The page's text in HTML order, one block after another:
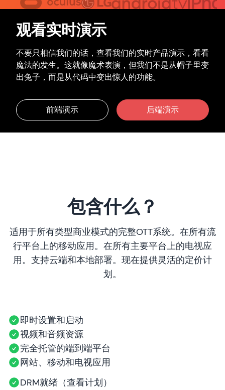
观看实时演示
不要只相信我们的话，查看我们的实时产品演示，看看
魔法的发生。这就像魔术表演，但我们不是从帽子里变
出兔子，而是从代码中变出惊人的功能。
前端演示 后端演示
包含什么？
适用于所有类型商业模式的完整OTT系统。在所有流
行平台上的移动应用。在所有主要平台上的电视应
用。支持云端和本地部署。现在提供灵活的定价计
划。
即时设置和启动
视频和音频资源
完全托管的端到端平台
网站、移动和电视应用
DRM就绪（查看计划）